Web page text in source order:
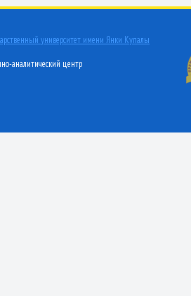
университет имени Янки Купалы
аналитический центр